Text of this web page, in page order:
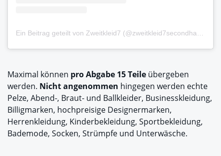
Ein Beitrag geteilt von Zweitkleid7 (@zweitkleid7secondhand)
Maximal können pro Abgabe 15 Teile übergeben
werden. Nicht angenommen hingegen werden echte
Pelze, Abend-, Braut- und Ballkleider, Businesskleidung,
Billigmarken, hochpreisige Designermarken,
Herrenkleidung, Kinderbekleidung, Sportbekleidung,
Bademode, Socken, Strümpfe und Unterwäsche.